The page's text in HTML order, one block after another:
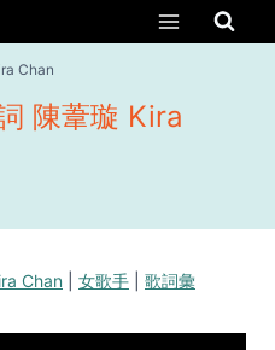
Chan
陳葦璇 Kira
Chan 女歌手 歌詞彙